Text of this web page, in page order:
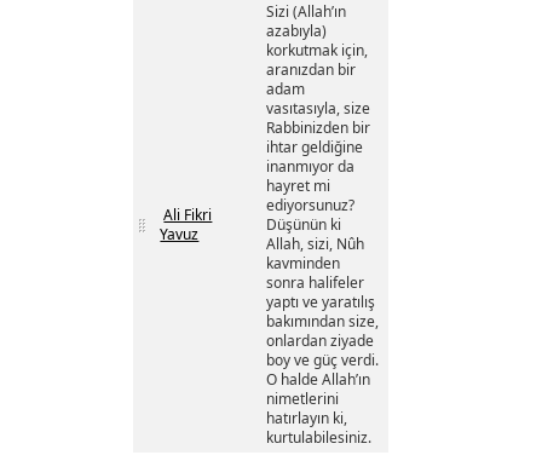
Ali Fikri
Yavuz
Sizi (Allah’ın
azabıyla)
korkutmak için,
aranızdan bir
adam
vasıtasıyla, size
Rabbinizden bir
ihtar geldiğine
inanmıyor da
hayret mi
ediyorsunuz?
Düşünün ki
Allah, sizi, Nûh
kavminden
sonra halifeler
yaptı ve yaratılış
bakımından size,
onlardan ziyade
boy ve güç verdi.
O halde Allah’ın
nimetlerini
hatırlayın ki,
kurtulabilesiniz.